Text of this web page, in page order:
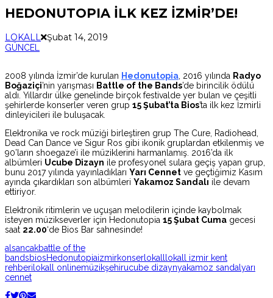
HEDONUTOPIA İLK KEZ İZMİR’DE!
LOKALL Şubat 14, 2019
GÜNCEL
2008 yılında İzmir’de kurulan Hedonutopia , 2016 yılında Radyo
Boğaziçi’nin yarışması Battle of the Bands’de birincilik ödülü
aldı. Yıllardır ülke genelinde birçok festivalde yer bulan ve çeşitli
şehirlerde konserler veren grup 15 Şubat’ta Bios’ta ilk kez İzmirli
dinleyicileri ile buluşacak.
Elektronika ve rock müziği birleştiren grup The Cure, Radiohead,
Dead Can Dance ve Sigur Ros gibi ikonik gruplardan etkilenmiş ve
90’ların shoegaze’i ile müziklerini harmanlamış. 2016’da ilk
albümleri Ucube Dizayn ile profesyonel sulara geçiş yapan grup,
bunu 2017 yılında yayınladıkları Yarı Cennet ve geçtiğimiz Kasım
ayında çıkardıkları son albümleri Yakamoz Sandalı ile devam
ettiriyor.
Elektronik ritimlerin ve uçuşan melodilerin içinde kaybolmak
isteyen müzikseverler için Hedonutopia 15 Şubat Cuma gecesi
saat 22.00‘de Bios Bar sahnesinde!
alsancakbattle of the
bandsbiosHedonutopiaizmirkonserlokalllokall izmir kent
rehberilokall onlinemüzikşehirucube dizaynyakamoz sandalyarı
cennet